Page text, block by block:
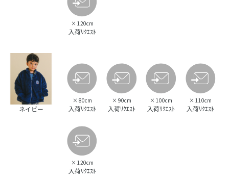
× 120cm
入荷ﾘｸｴｽﾄ
ネイビー
× 80cm
入荷ﾘｸｴｽﾄ
× 90cm
入荷ﾘｸｴｽﾄ
× 100cm
入荷ﾘｸｴｽﾄ
× 110cm
入荷ﾘｸｴｽﾄ
× 120cm
入荷ﾘｸｴｽﾄ